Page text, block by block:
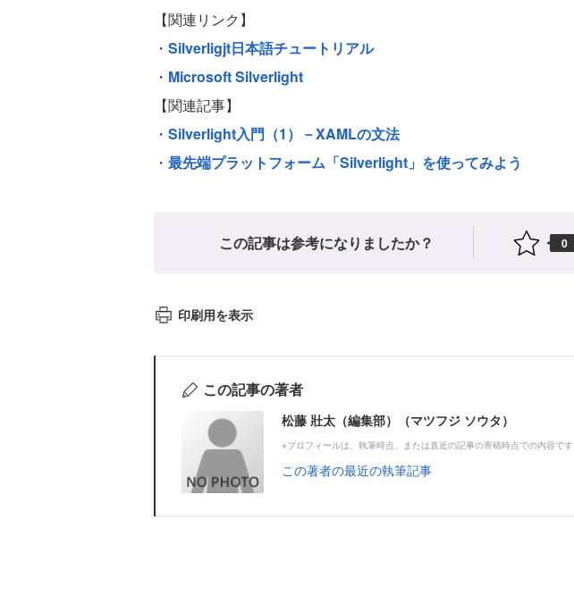
【関連リンク】
・ Silverligjt日本語チュートリアル
・ Microsoft Silverlight
【関連記事】
・ Silverlight入門（1）－XAMLの文法
・ 最先端プラットフォーム「Silverlight」を使ってみよう
この記事は参考になりましたか？ 0
印刷用を表示
この記事の著者
松藤 壯太（編集部）（マツフジ ソウタ）
※プロフィールは、執筆時点、または直近の記事の寄稿時点での内容です
この著者の最近の執筆記事